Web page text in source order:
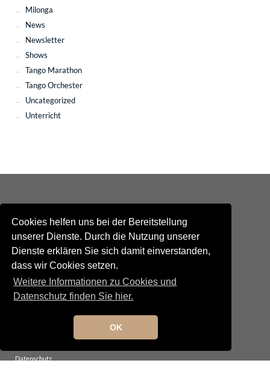
Cookies helfen uns bei der Bereitstellung
unserer Dienste. Durch die Nutzung unserer
Dienste erklären Sie sich damit einverstanden,
dass wir Cookies setzen.
Weitere Informationen zu Cookies und
Datenschutz finden Sie hier.
OK
Milonga
News
Newsletter
Shows
Tango Marathon
Tango Orchester
Uncategorized
Unterricht
Kontakt
Newsletteranmeldung
Newsletterabmeldung
TANGO maldito
© 2025 TANGO maldito
Datenschutz